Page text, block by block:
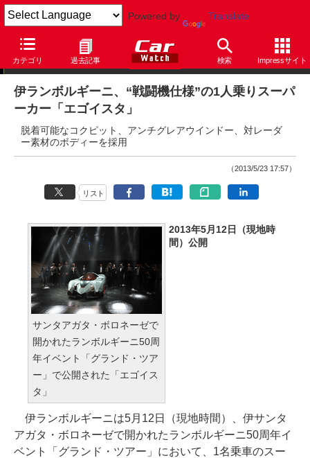
Powered by Translate
カテゴリ 過去記事 検索 Impressサイト
ニュース
伊ランボルギーニ、“戦闘機仕様”の1人乗りスーパ
ーカー「エゴイスタ」
脱着可能なコクピット、アンチグレアウインドー、対レーダ
ー素材のボディーを採用
（2013/5/23 17:57）
リスト
サンタアガタ・ボロネーゼで
開かれたランボルギーニ50周
年イベント「グランド・ツア
ー」で公開された「エゴイス
タ」
2013年5月12日（現地時
間）公開
伊ランボルギーニは5月12日（現地時間）、伊サンタ
アガタ・ボロネーゼで開かれたランボルギーニ50周年イ
ベント「グランド・ツアー」において、1名乗車のスー